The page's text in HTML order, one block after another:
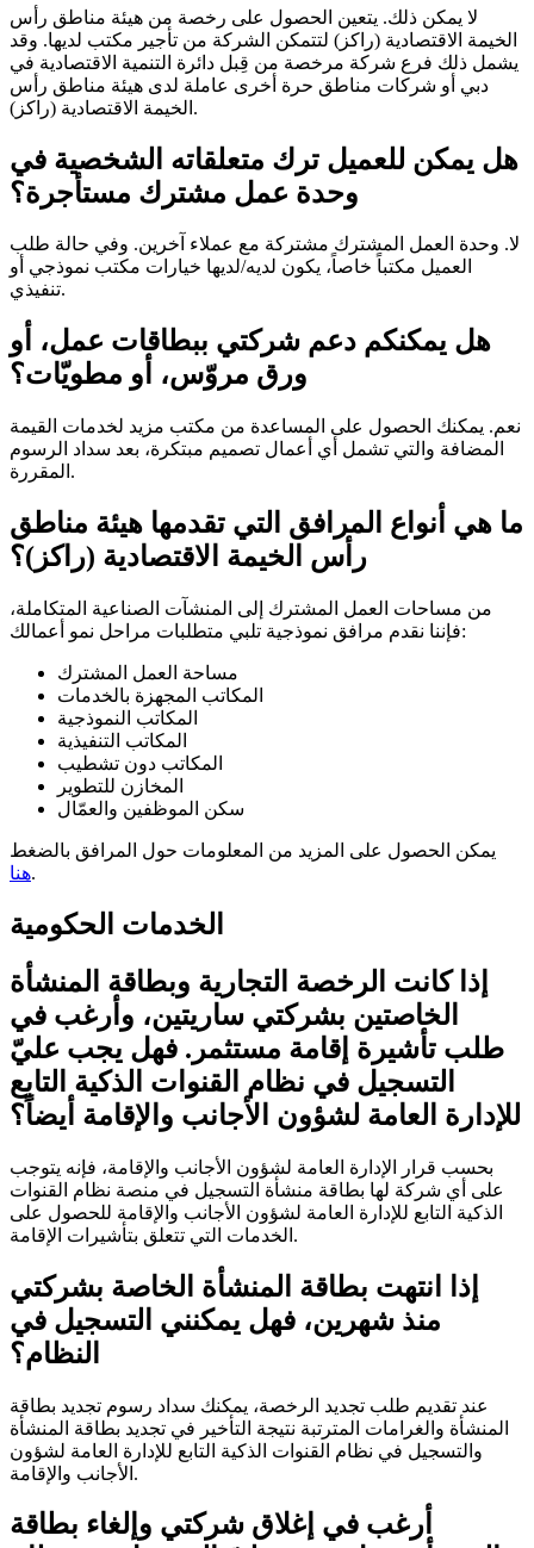
لا يمكن ذلك. يتعين الحصول على رخصة من هيئة مناطق رأس
الخيمة الاقتصادية (راكز) لتتمكن الشركة من تأجير مكتب لديها. وقد
يشمل ذلك فرع شركة مرخصة من قِبل دائرة التنمية الاقتصادية في
دبي أو شركات مناطق حرة أخرى عاملة لدى هيئة مناطق رأس
الخيمة الاقتصادية (راكز).
هل يمكن للعميل ترك متعلقاته الشخصية في
وحدة عمل مشترك مستأجرة؟
لا. وحدة العمل المشترك مشتركة مع عملاء آخرين. وفي حالة طلب
العميل مكتباً خاصاً، يكون لديه/لديها خيارات مكتب نموذجي أو
تنفيذي.
هل يمكنكم دعم شركتي ببطاقات عمل، أو
ورق مروّس، أو مطويّات؟
نعم. يمكنك الحصول على المساعدة من مكتب مزيد لخدمات القيمة
المضافة والتي تشمل أي أعمال تصميم مبتكرة، بعد سداد الرسوم
المقررة.
ما هي أنواع المرافق التي تقدمها هيئة مناطق
رأس الخيمة الاقتصادية (راكز)؟
من مساحات العمل المشترك إلى المنشآت الصناعية المتكاملة،
فإننا نقدم مرافق نموذجية تلبي متطلبات مراحل نمو أعمالك:
مساحة العمل المشترك
المكاتب المجهزة بالخدمات
المكاتب النموذجية
المكاتب التنفيذية
المكاتب دون تشطيب
المخازن للتطوير
سكن الموظفين والعمّال
يمكن الحصول على المزيد من المعلومات حول المرافق بالضغط
هنا.
الخدمات الحكومية
إذا كانت الرخصة التجارية وبطاقة المنشأة
الخاصتين بشركتي ساريتين، وأرغب في
طلب تأشيرة إقامة مستثمر. فهل يجب عليّ
التسجيل في نظام القنوات الذكية التابع
للإدارة العامة لشؤون الأجانب والإقامة أيضاً؟
بحسب قرار الإدارة العامة لشؤون الأجانب والإقامة، فإنه يتوجب
على أي شركة لها بطاقة منشأة التسجيل في منصة نظام القنوات
الذكية التابع للإدارة العامة لشؤون الأجانب والإقامة للحصول على
الخدمات التي تتعلق بتأشيرات الإقامة.
إذا انتهت بطاقة المنشأة الخاصة بشركتي
منذ شهرين، فهل يمكنني التسجيل في
النظام؟
عند تقديم طلب تجديد الرخصة، يمكنك سداد رسوم تجديد بطاقة
المنشأة والغرامات المترتبة نتيجة التأخير في تجديد بطاقة المنشأة
والتسجيل في نظام القنوات الذكية التابع للإدارة العامة لشؤون
الأجانب والإقامة.
أرغب في إغلاق شركتي وإلغاء بطاقة